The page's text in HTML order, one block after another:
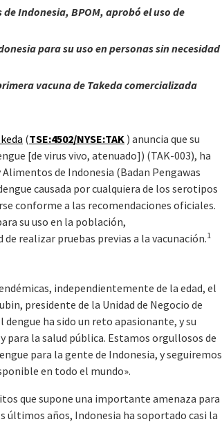
Indonesia, BPOM, aprobó el uso de
para su uso en personas sin necesidad
vacuna de Takeda comercializada
(TSE:4502/NYSE:TAK ) anuncia que su
[de virus vivo, atenuado]) (TAK-003), ha
de Indonesia (Badan Pengawas
causada por cualquiera de los serotipos
conforme a las recomendaciones oficiales.
su uso en la población,
realizar pruebas previas a la vacunación.1
independientemente de la edad, el
presidente de la Unidad de Negocio de
dengue ha sido un reto apasionante, y su
para la salud pública. Estamos orgullosos de
para la gente de Indonesia, y seguiremos
en todo el mundo».
que supone una importante amenaza para
últimos años, Indonesia ha soportado casi la